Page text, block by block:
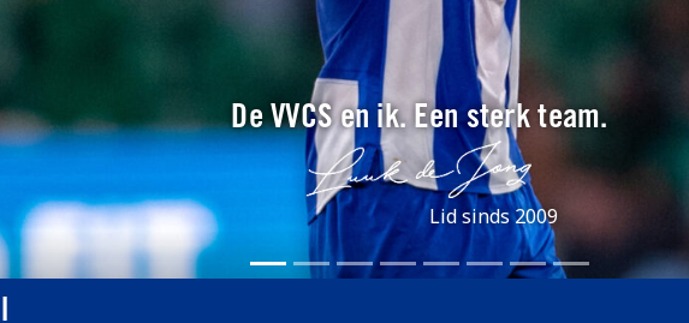
De VVCS en ik. Een sterk team.
Lid sinds 2009